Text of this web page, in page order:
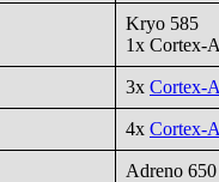
Kryo 585
1x Cortex-
3x Cortex-
4x Cortex-
Adreno 650